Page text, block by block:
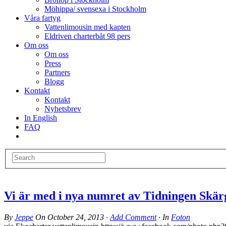
Möhippa/ svensexa i Stockholm
Våra fartyg
Vattenlimousin med kapten
Eldriven charterbåt 98 pers
Om oss
Om oss
Press
Partners
Blogg
Kontakt
Kontakt
Nyhetsbrev
In English
FAQ
Vi är med i nya numret av Tidningen
By Jeppe On October 24, 2013 · Add Comment· In Foton